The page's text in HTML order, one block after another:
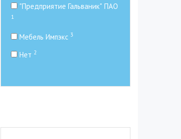
"Предприятие Гальваник" ПАО
1
Мебель Импэкс 3
Нет 2